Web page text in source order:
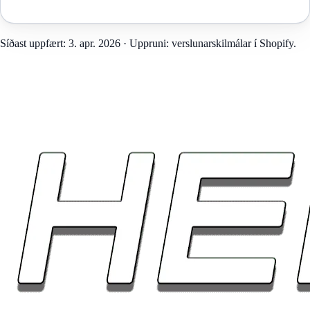
Síðast uppfært: 3. apr. 2026 · Uppruni: verslunarskilmálar í Shopify.